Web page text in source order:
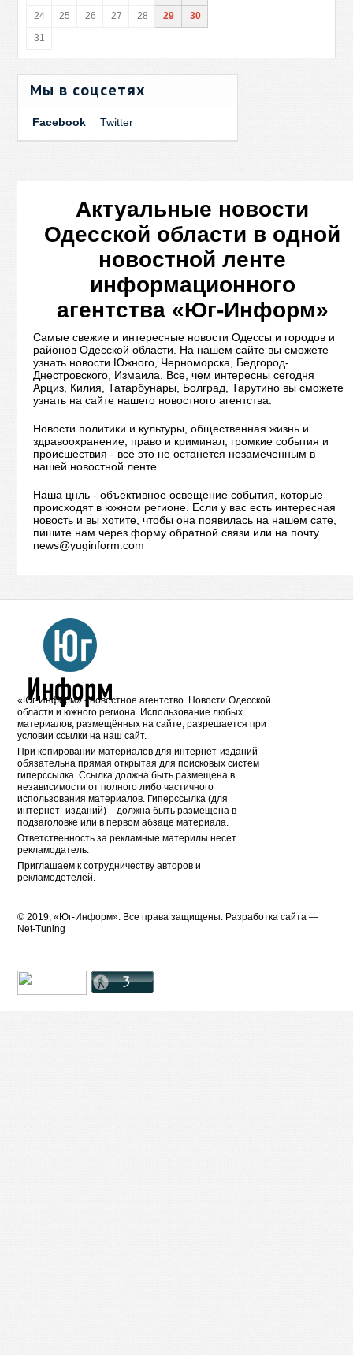
24
25 26 27 28 29
30
31
Мы в соцсетях
Facebook Twitter
Актуальные новости
Одесской области в одной
новостной ленте
информационного
агентства «Юг-Информ»
Самые свежие и интересные новости Одессы и городов и
районов Одесской области. На нашем сайте вы сможете
узнать новости Южного, Черноморска, Бедгород-
Днестровского, Измаила. Все, чем интересны сегодня
Арциз, Килия, Татарбунары, Болград, Тарутино вы сможете
узнать на сайте нашего новостного агентства.
Новости политики и культуры, общественная жизнь и
здравоохранение, право и криминал, громкие события и
происшествия - все это не останется незамеченным в
нашей новостной ленте.
Наша цнль - объективное освещение события, которые
происходят в южном регионе. Если у вас есть интересная
новость и вы хотите, чтобы она появилась на нашем сате,
пишите нам через форму обратной связи или на почту
news@yuginform.com
«Юг-Информ» - новостное агентство. Новости Одесской
области и южного региона. Использование любых
материалов, размещённых на сайте, разрешается при
условии ссылки на наш сайт.
При копировании материалов для интернет-изданий –
обязательна прямая открытая для поисковых систем
гиперссылка. Ссылка должна быть размещена в
независимости от полного либо частичного
использования материалов. Гиперссылка (для
интернет- изданий) – должна быть размещена в
подзаголовке или в первом абзаце материала.
Ответственность за рекламные материлы несет
рекламодатель.
Приглашаем к сотрудничеству авторов и
рекламодетелей.
© 2019, «Юг-Информ». Все права защищены. Разработка cайта —
Net-Tuning